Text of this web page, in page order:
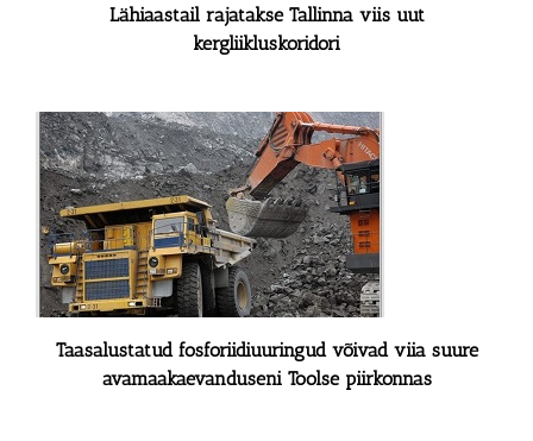
Lähiaastail rajatakse Tallinna viis uut
kergliikluskoridori
Taasalustatud fosforiidiuuringud võivad viia suure
avamaakaevanduseni Toolse piirkonnas